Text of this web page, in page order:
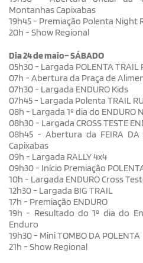
Montanhas Capixabas
19h45 - Premiação Polenta Night
20h - Show Regional
Dia 24 de maio– SÁBADO
05h30 - Largada POLENTA TRAIL
07h - Abertura da Praça de
07h30 - Largada ENDURO Kids
07h45 - Largada Polenta TRAIL
08h - Largada 1º dia do ENDURO
08h30 - Largada CROSS TESTE
08h45 - Abertura da FEIRA DA
Capixabas
09h - Largada RALLY 4x4
09h30 - Início Premiação
10h - Largada ENDURO Cross
12h30 - Largada BIG TRAIL
17h - Premiação ENDURO
19h - Resultado do 1º dia do
Enduro
19h30 - Mini TOMBO DA POLENTA
21h - Show Regional